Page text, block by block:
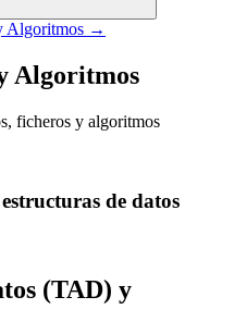
Algoritmos →
Algoritmos
ficheros y algoritmos
de datos
(TAD) y